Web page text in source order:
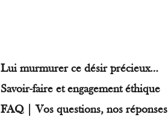
Lui murmurer ce désir précieux…
Savoir-faire et engagement éthique
FAQ | Vos questions, nos réponses